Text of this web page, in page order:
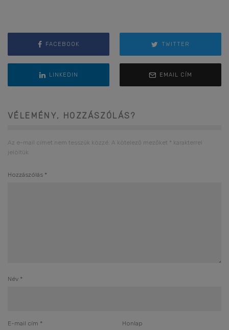
FACEBOOK TWITTER
LINKEDIN EMAIL CÍM
VÉLEMÉNY, HOZZÁSZÓLÁS?
Az e-mail címet nem tesszük közzé. A kötelező mezőket * karakterrel
jelöltük
Hozzászólás *
Név *
E-mail cím * Honlap